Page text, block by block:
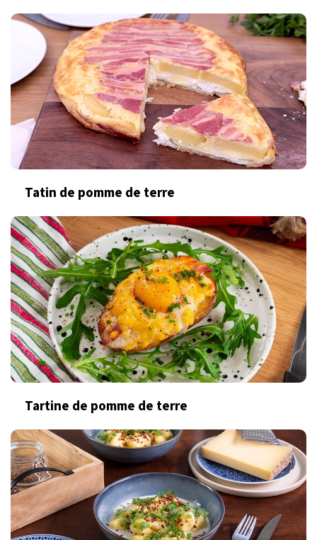
Tatin de pomme de terre
Tartine de pomme de terre